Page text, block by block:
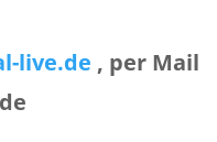
live.de , per Mail